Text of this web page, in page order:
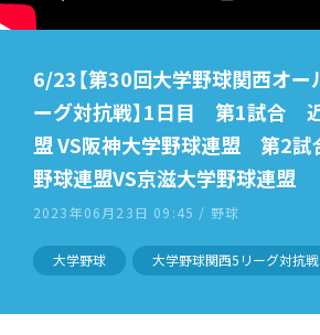
6/23【第30回大学野球関西オ
ーグ対抗戦】1日目 第1試合
盟 VS阪神大学野球連盟 第2
野球連盟VS京滋大学野球連盟
2023年06月23日 09:45 / 野球
大学野球 大学野球関西5リーグ対抗戦